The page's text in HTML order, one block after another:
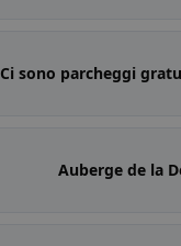
Ci sono parcheggi
Auberge de la